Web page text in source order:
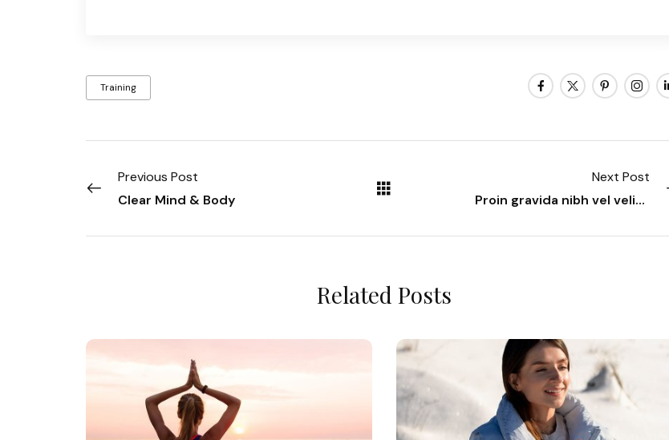
Training
Previous Post
Clear Mind & Body
Next Post
Proin gravida nibh vel velitauc
Related Posts